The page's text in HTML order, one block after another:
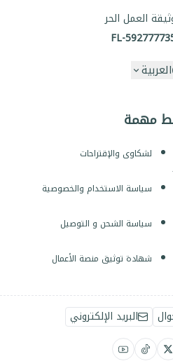
مهمة
لشكاوى والإقتراحات
سياسة الاستخدام والخصوصية
سياسة الشحن و التوصيل
شهادة توثيق منصة الأعمال
العمل الحر
FL-
العربية
البريد الإلكتروني